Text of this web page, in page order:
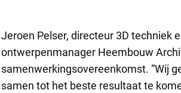
Jeroen Pelser, directeur 3D techniek
ontwerpenmanager Heembouw
samenwerkingsovereenkomst. “Wij
samen tot het beste resultaat te